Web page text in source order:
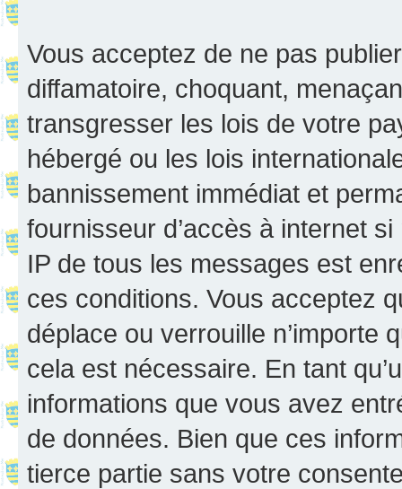
Vous acceptez de ne pas
diffamatoire, choquant,
transgresser les lois de votre
hébergé ou les lois
bannissement immédiat et
fournisseur d’accès à internet
IP de tous les messages est
ces conditions. Vous acceptez
déplace ou verrouille n’importe
cela est nécessaire. En tant
informations que vous avez
de données. Bien que ces
tierce partie sans votre